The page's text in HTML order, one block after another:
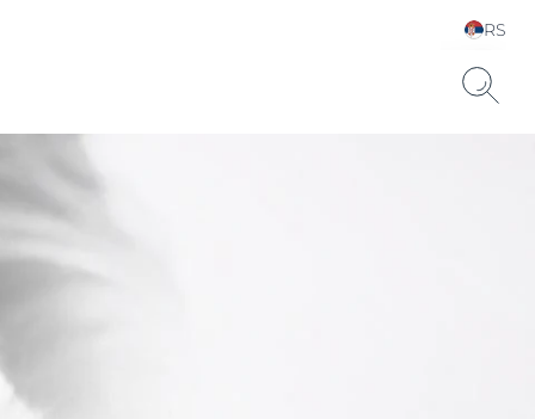
RS
Choose your Language &
kiselinu.